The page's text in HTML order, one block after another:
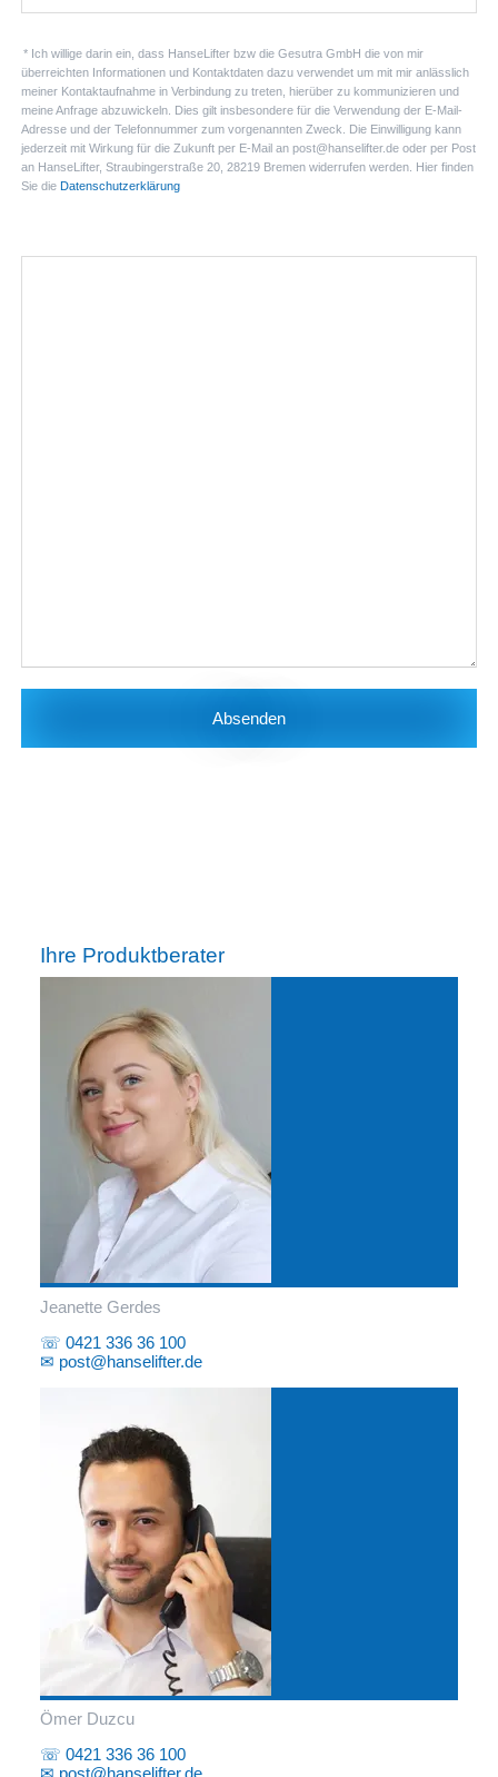
* Ich willige darin ein, dass HanseLifter bzw die Gesutra GmbH die von mir
überreichten Informationen und Kontaktdaten dazu verwendet um mit mir anlässlich
meiner Kontaktaufnahme in Verbindung zu treten, hierüber zu kommunizieren und
meine Anfrage abzuwickeln. Dies gilt insbesondere für die Verwendung der E-Mail-
Adresse und der Telefonnummer zum vorgenannten Zweck. Die Einwilligung kann
jederzeit mit Wirkung für die Zukunft per E-Mail an post@hanselifter.de oder per Post
an HanseLifter, Straubingerstraße 20, 28219 Bremen widerrufen werden. Hier finden
Sie die Datenschutzerklärung
Absenden
Ihre Produktberater
Jeanette Gerdes
☏ 0421 336 36 100
✉ post@hanselifter.de
Ömer Duzcu
☏ 0421 336 36 100